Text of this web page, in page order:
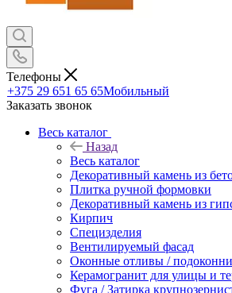
Телефоны
+375 29 651 65 65Мобильный
Заказать звонок
Весь каталог
Назад
Весь каталог
Декоративный камень из
Плитка ручной формовки
Декоративный камень из
Кирпич
Специзделия
Вентилируемый фасад
Оконные отливы /
Керамогранит для улицы и
Фуга / Затирка